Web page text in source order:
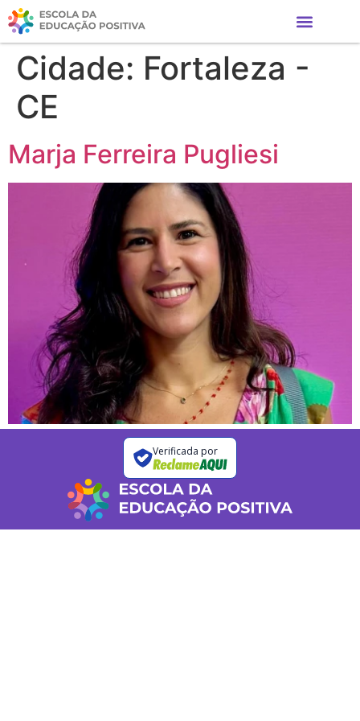
Cidade: Fortaleza -
CE
Marja Ferreira Pugliesi
Verificada por